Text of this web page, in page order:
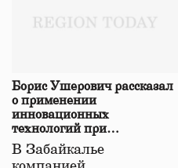
Борис Ушерович рассказал
о применении
инновационных
технологий при
строительстве нового моста
в Забайкалье
В Забайкалье